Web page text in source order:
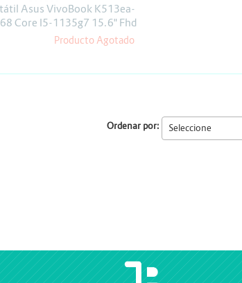
Proyectores
Asus VivoBook K513ea-
Core I5-1135g7 15.6" Fhd
8gb Ssd 256gb Linux
Producto Agotado
Ordenar por: